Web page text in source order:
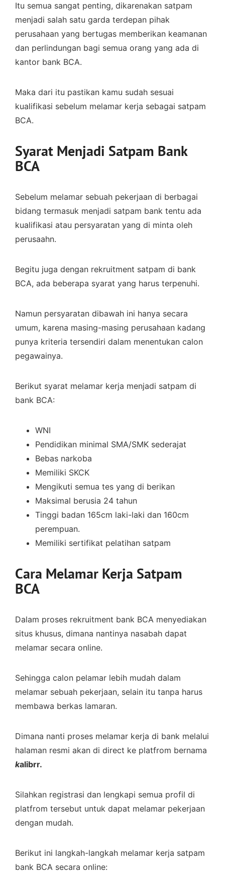
Itu semua sangat penting, dikarenakan satpam
menjadi salah satu garda terdepan pihak
perusahaan yang bertugas memberikan keamanan
dan perlindungan bagi semua orang yang ada di
kantor bank BCA.
Maka dari itu pastikan kamu sudah sesuai
kualifikasi sebelum melamar kerja sebagai satpam
BCA.
Syarat Menjadi Satpam Bank
BCA
Sebelum melamar sebuah pekerjaan di berbagai
bidang termasuk menjadi satpam bank tentu ada
kualifikasi atau persyaratan yang di minta oleh
perusaahn.
Begitu juga dengan rekruitment satpam di bank
BCA, ada beberapa syarat yang harus terpenuhi.
Namun persyaratan dibawah ini hanya secara
umum, karena masing-masing perusahaan kadang
punya kriteria tersendiri dalam menentukan calon
pegawainya.
Berikut syarat melamar kerja menjadi satpam di
bank BCA:
WNI
Pendidikan minimal SMA/SMK sederajat
Bebas narkoba
Memiliki SKCK
Mengikuti semua tes yang di berikan
Maksimal berusia 24 tahun
Tinggi badan 165cm laki-laki dan 160cm
perempuan.
Memiliki sertifikat pelatihan satpam
Cara Melamar Kerja Satpam
BCA
Dalam proses rekruitment bank BCA menyediakan
situs khusus, dimana nantinya nasabah dapat
melamar secara online.
Sehingga calon pelamar lebih mudah dalam
melamar sebuah pekerjaan, selain itu tanpa harus
membawa berkas lamaran.
Dimana nanti proses melamar kerja di bank melalui
halaman resmi akan di direct ke platfrom bernama
kalibrr.
Silahkan registrasi dan lengkapi semua profil di
platfrom tersebut untuk dapat melamar pekerjaan
dengan mudah.
Berikut ini langkah-langkah melamar kerja satpam
bank BCA secara online: